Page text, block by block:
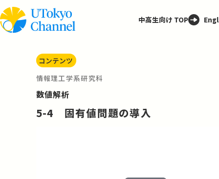
中高生向け TOP
コンテンツ
情報理工学系研究科
数値解析
5-4 固有値問題の導入